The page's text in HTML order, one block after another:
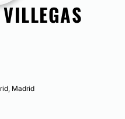
Madrid